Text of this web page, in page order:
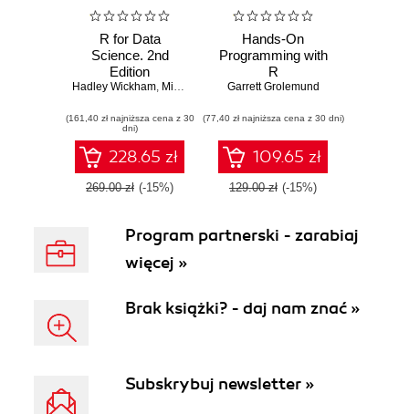
R for Data
Science. 2nd
Edition
Hadley Wickham, Mine Çetinkaya-Rundel , Garrett Grolemund
(161,40 zł najniższa cena z 30
dni)
228.65 zł
269.00 zł (-15%)
Hands-On
Programming with
R
Garrett Grolemund
(77,40 zł najniższa cena z 30 dni)
109.65 zł
129.00 zł (-15%)
Program partnerski - zarabiaj
więcej »
Brak książki? - daj nam znać »
Subskrybuj newsletter »